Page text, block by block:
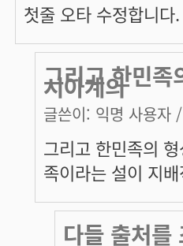
첫줄 오타 수정합니
그리고 한민족
시아계의
글쓴이: 익명 사용자
그리고 한민족의
족이라는 설이 지
다들 출처를